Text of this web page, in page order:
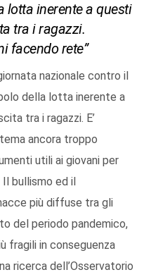
lotta inerente a questi
tra i ragazzi.
facendo rete”
nazionale contro il
della lotta inerente a
tra i ragazzi. E’
ancora troppo
utili ai giovani per
bullismo ed il
più diffuse tra gli
del periodo pandemico,
fragili in conseguenza
ricerca dell’Osservatorio